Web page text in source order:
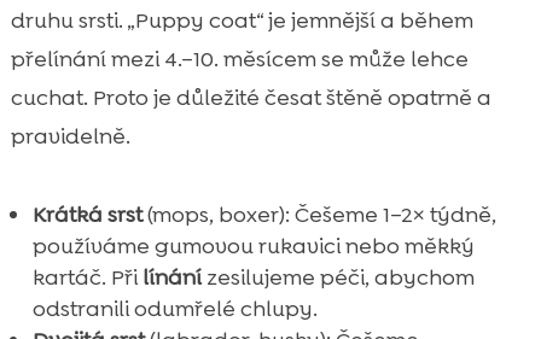
druhu srsti. „Puppy coat“ je jemnější a během
přelínání mezi 4.–10. měsícem se může lehce
cuchat. Proto je důležité česat štěně opatrně a
pravidelně.
Krátká srst(mops, boxer): Češeme 1–2× týdně,
používáme gumovou rukavici nebo měkký
kartáč. Přilínánízesilujeme péči, abychom
odstranili odumřelé chlupy.